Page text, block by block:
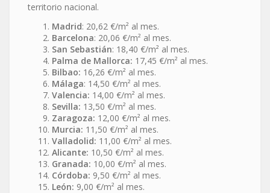
territorio nacional.
Madrid: 20,62 €/m² al mes.
Barcelona: 20,06 €/m² al mes.
San Sebastián: 18,40 €/m² al mes.
Palma de Mallorca: 17,45 €/m² al mes.
Bilbao: 16,26 €/m² al mes.
Málaga: 14,50 €/m² al mes.
Valencia: 14,00 €/m² al mes.
Sevilla: 13,50 €/m² al mes.
Zaragoza: 12,00 €/m² al mes.
Murcia: 11,50 €/m² al mes.
Valladolid: 11,00 €/m² al mes.
Alicante: 10,50 €/m² al mes.
Granada: 10,00 €/m² al mes.
Córdoba: 9,50 €/m² al mes.
León: 9,00 €/m² al mes.